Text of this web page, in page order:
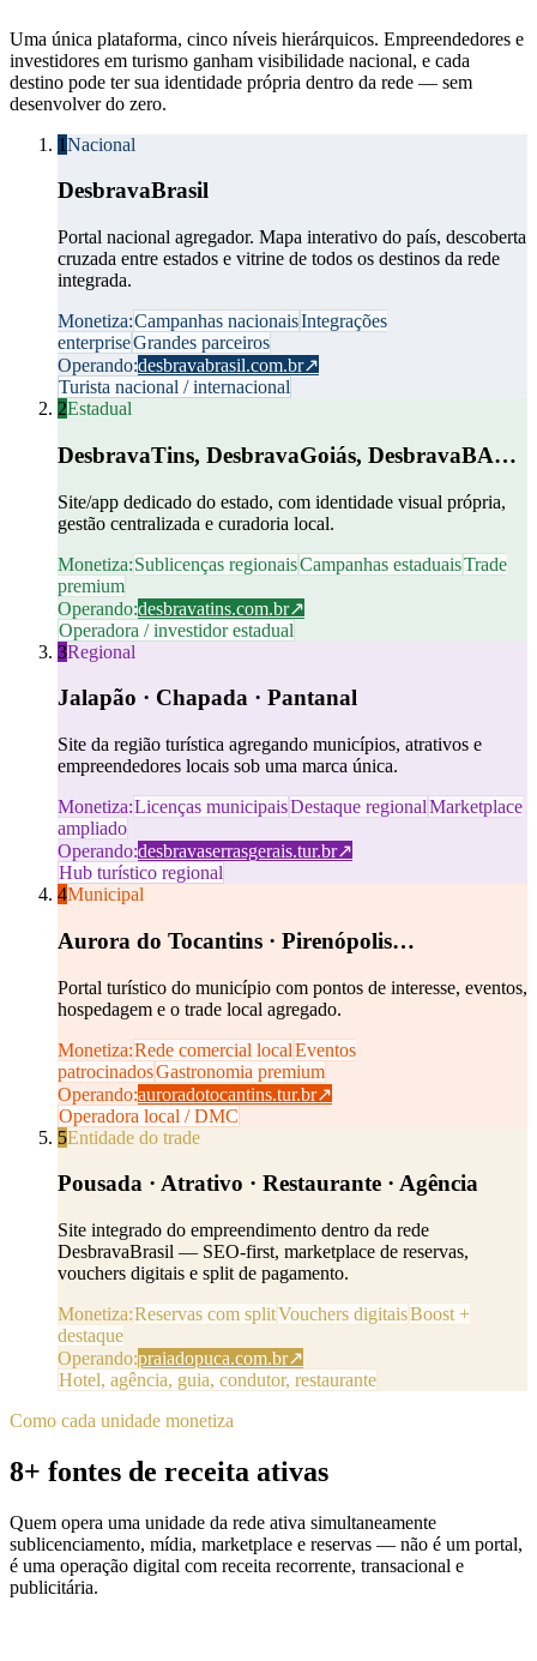
Uma única plataforma, cinco níveis hierárquicos. Empreendedores e
investidores em turismo ganham visibilidade nacional, e cada
destino pode ter sua identidade própria dentro da rede — sem
desenvolver do zero.
1Nacional
DesbravaBrasil
Portal nacional agregador. Mapa interativo do país, descoberta
cruzada entre estados e vitrine de todos os destinos da rede
integrada.
Monetiza:Campanhas nacionaisIntegrações
enterpriseGrandes parceiros
Operando:desbravabrasil.com.br↗
Turista nacional / internacional
2Estadual
DesbravaTins, DesbravaGoiás, DesbravaBA…
Site/app dedicado do estado, com identidade visual própria,
gestão centralizada e curadoria local.
Monetiza:Sublicenças regionaisCampanhas estaduaisTrade
premium
Operando:desbravatins.com.br↗
Operadora / investidor estadual
3Regional
Jalapão · Chapada · Pantanal
Site da região turística agregando municípios, atrativos e
empreendedores locais sob uma marca única.
Monetiza:Licenças municipaisDestaque regionalMarketplace
ampliado
Operando:desbravaserrasgerais.tur.br↗
Hub turístico regional
4Municipal
Aurora do Tocantins · Pirenópolis…
Portal turístico do município com pontos de interesse, eventos,
hospedagem e o trade local agregado.
Monetiza:Rede comercial localEventos
patrocinadosGastronomia premium
Operando:auroradotocantins.tur.br↗
Operadora local / DMC
5Entidade do trade
Pousada · Atrativo · Restaurante · Agência
Site integrado do empreendimento dentro da rede
DesbravaBrasil — SEO-first, marketplace de reservas,
vouchers digitais e split de pagamento.
Monetiza:Reservas com splitVouchers digitaisBoost +
destaque
Operando:praiadopuca.com.br↗
Hotel, agência, guia, condutor, restaurante
Como cada unidade monetiza
8+ fontes de receita ativas
Quem opera uma unidade da rede ativa simultaneamente
sublicenciamento, mídia, marketplace e reservas — não é um portal,
é uma operação digital com receita recorrente, transacional e
publicitária.